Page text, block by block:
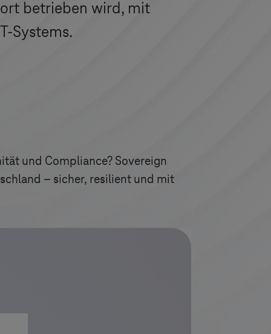
betrieben wird, mit
T-Systems.
und Compliance? Sovereign
– sicher, resilient und mit